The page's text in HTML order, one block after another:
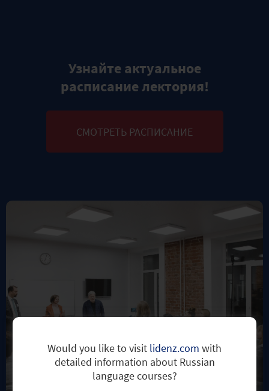
Would you like to visit lidenz.com with
detailed information about Russian
language courses?
Узнайте актуальное
расписание лектория!
СМОТРЕТЬ РАСПИСАНИЕ